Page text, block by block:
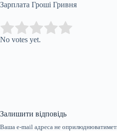
Зарплата Гроші Гривня
Rate this item:
No votes yet.
Залишити відповідь
Ваша e-mail адреса не